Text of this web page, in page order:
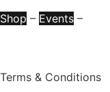
Shop – Events –
Terms & Conditions